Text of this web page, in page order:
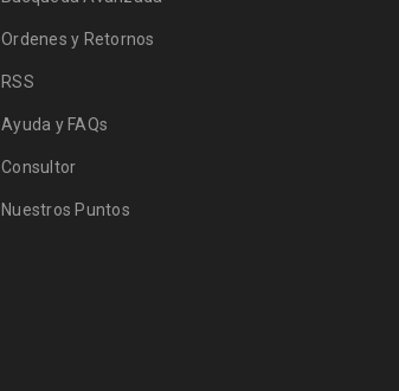
Ordenes y Retornos
RSS
Ayuda y FAQs
Consultor
Nuestros Puntos